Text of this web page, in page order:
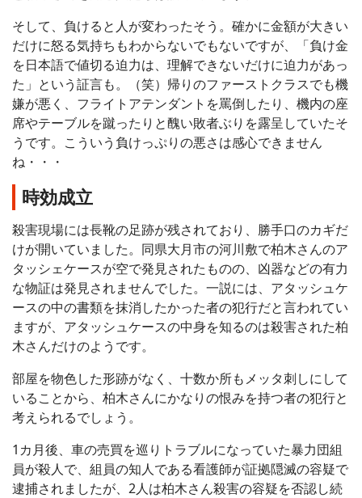
そして、負けると人が変わったそう。確かに金額が大きい
だけに怒る気持ちもわからないでもないですが、「負け金
を日本語で値切る迫力は、理解できないだけに迫力があっ
た」という証言も。（笑）帰りのファーストクラスでも機
嫌が悪く、フライトアテンダントを罵倒したり、機内の座
席やテーブルを蹴ったりと醜い敗者ぶりを露呈していたそ
うです。こういう負けっぷりの悪さは感心できません
ね・・・
時効成立
殺害現場には長靴の足跡が残されており、勝手口のカギだ
けが開いていました。同県大月市の河川敷で柏木さんのア
タッシェケースが空で発見されたものの、凶器などの有力
な物証は発見されませんでした。一説には、アタッシュケ
ースの中の書類を抹消したかった者の犯行だと言われてい
ますが、アタッシュケースの中身を知るのは殺害された柏
木さんだけのようです。
部屋を物色した形跡がなく、十数か所もメッタ刺しにして
いることから、柏木さんにかなりの恨みを持つ者の犯行と
考えられるでしょう。
1カ月後、車の売買を巡りトラブルになっていた暴力団組
員が殺人で、組員の知人である看護師が証拠隠滅の容疑で
逮捕されましたが、2人は柏木さん殺害の容疑を否認し続